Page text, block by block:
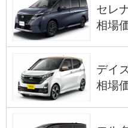
セレ
相場
デイ
相場